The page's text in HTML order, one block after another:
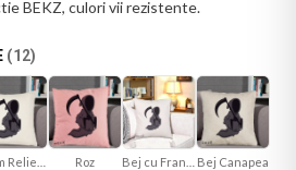
BEKZ, culori vii rezistente.
(12)
Roz Bej Canapea